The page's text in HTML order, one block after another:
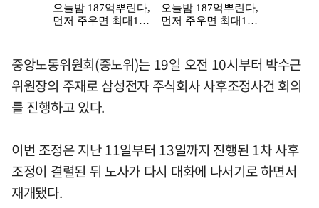
중앙노동위원회(중노위)는 19일 오전 10시부터 박수근
위원장의 주재로 삼성전자 주식회사 사후조정사건 회의
를 진행하고 있다.
이번 조정은 지난 11일부터 13일까지 진행된 1차 사후
조정이 결렬된 뒤 노사가 다시 대화에 나서기로 하면서
재개됐다.